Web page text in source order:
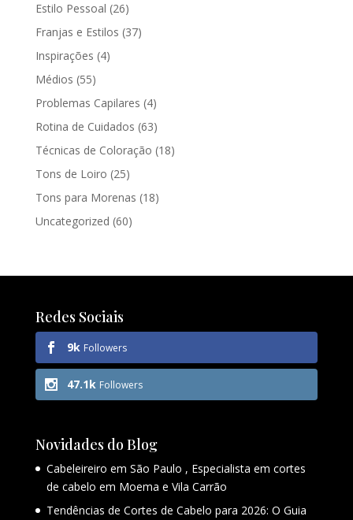
Estilo Pessoal (26)
Franjas e Estilos (37)
Inspirações (4)
Médios (55)
Problemas Capilares (4)
Rotina de Cuidados (63)
Técnicas de Coloração (18)
Tons de Loiro (25)
Tons para Morenas (18)
Uncategorized (60)
Redes Sociais
9k Followers
47.1k Followers
Novidades do Blog
Cabeleireiro em São Paulo , Especialista em cortes
de cabelo em Moema e Vila Carrão
Tendências de Cortes de Cabelo para 2026: O Guia